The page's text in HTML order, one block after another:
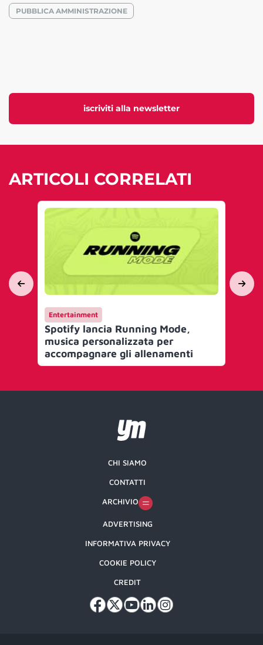
iscriviti alla newsletter
PUBBLICA AMMINISTRAZIONE
ARTICOLI CORRELATI
Entertainment
Spotify lancia Running Mode,
musica personalizzata per
accompagnare gli allenamenti
CHI SIAMO
CONTATTI
ARCHIVIO
ADVERTISING
INFORMATIVA PRIVACY
COOKIE POLICY
CREDIT